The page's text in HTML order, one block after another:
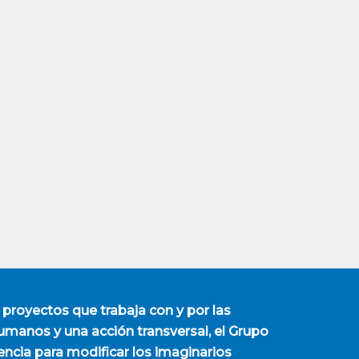
que trabaja con y por las
y una acción transversal, el Grupo
para modificar los imaginarios